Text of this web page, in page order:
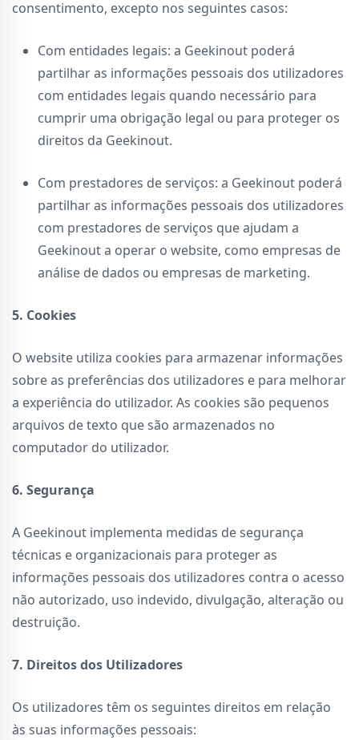
consentimento, excepto nos seguintes casos:
Com entidades legais: a Geekinout poderá
partilhar as informações pessoais dos utilizadores
com entidades legais quando necessário para
cumprir uma obrigação legal ou para proteger os
direitos da Geekinout.
Com prestadores de serviços: a Geekinout poderá
partilhar as informações pessoais dos utilizadores
com prestadores de serviços que ajudam a
Geekinout a operar o website, como empresas de
análise de dados ou empresas de marketing.
5. Cookies
O website utiliza cookies para armazenar informações
sobre as preferências dos utilizadores e para melhorar
a experiência do utilizador. As cookies são pequenos
arquivos de texto que são armazenados no
computador do utilizador.
6. Segurança
A Geekinout implementa medidas de segurança
técnicas e organizacionais para proteger as
informações pessoais dos utilizadores contra o acesso
não autorizado, uso indevido, divulgação, alteração ou
destruição.
7. Direitos dos Utilizadores
Os utilizadores têm os seguintes direitos em relação
às suas informações pessoais: